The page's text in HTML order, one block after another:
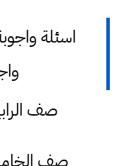
اسئلة
صف